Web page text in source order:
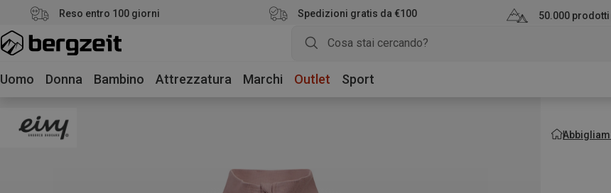
Reso entro 100 giorni Spedizioni gratis da €100 50.000
Uomo Donna Bambino Attrezzatura Marchi Outlet Sport